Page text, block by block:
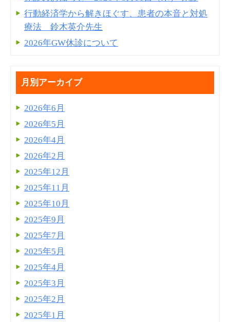
行動経済学から解きほぐす、患者の本音と対処
療法 鈴木英介先生
2026年GW休診について
月別アーカイブ
2026年6月
2026年5月
2026年4月
2026年2月
2025年12月
2025年11月
2025年10月
2025年9月
2025年7月
2025年5月
2025年4月
2025年3月
2025年2月
2025年1月